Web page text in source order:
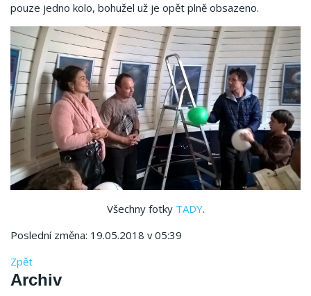
pouze jedno kolo, bohužel už je opět plně obsazeno.
Všechny fotky TADY.
Poslední změna: 19.05.2018 v 05:39
Zpět
Archiv